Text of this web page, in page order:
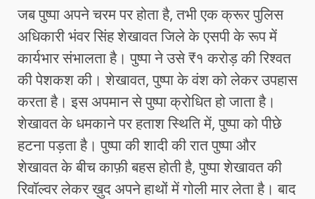
जब पुष्पा अपने चरम पर होता है, तभी एक क्रूर पुलिस
अधिकारी भंवर सिंह शेखावत जिले के एसपी के रूप में
कार्यभार संभालता है। पुष्पा ने उसे ₹१ करोड़ की रिश्वत
की पेशकश की। शेखावत, पुष्पा के वंश को लेकर उपहास
करता है। इस अपमान से पुष्पा क्रोधित हो जाता है।
शेखावत के धमकाने पर हताश स्थिति में, पुष्पा को पीछे
हटना पड़ता है। पुष्पा की शादी की रात पुष्पा और
शेखावत के बीच काफ़ी बहस होती है, पुष्पा शेखावत की
रिवॉल्वर लेकर ख़ुद अपने हाथों में गोली मार लेता है। बाद